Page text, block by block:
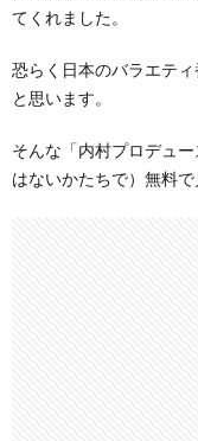
てくれました。
恐らく日本のバラエテ
と思います。
そんな「内村プロデュ
はないかたちで）無料